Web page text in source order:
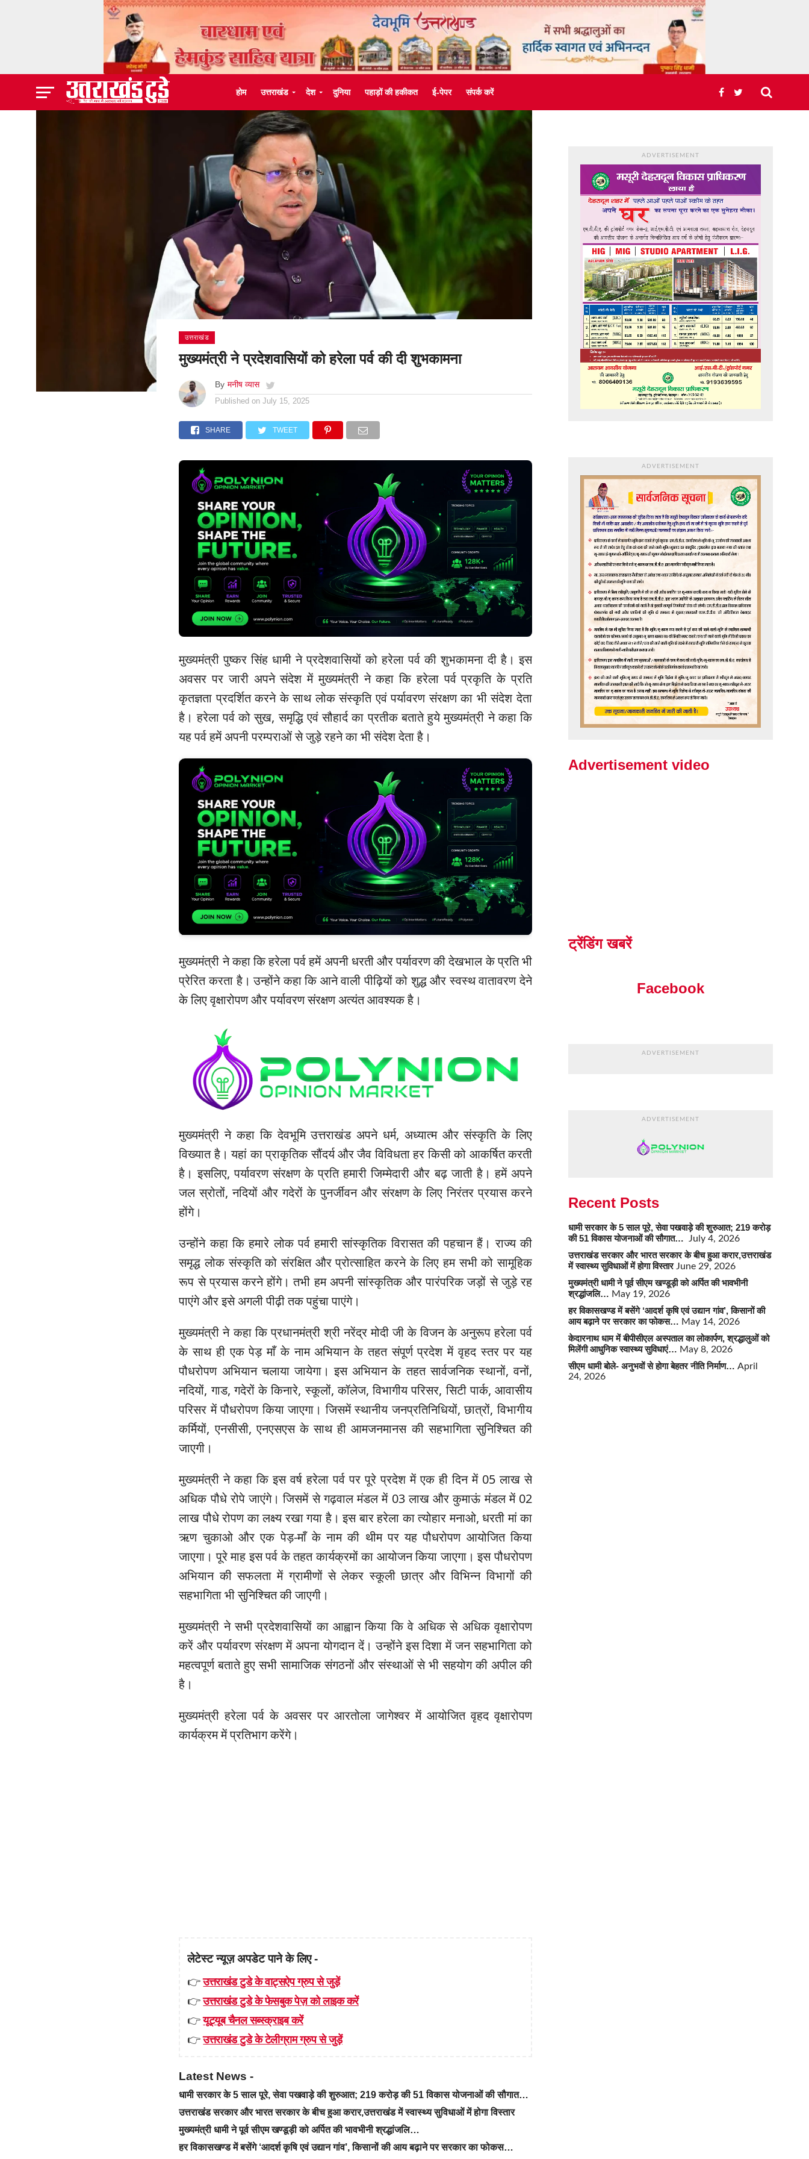
होम उत्तराखंड देश दुनिया पहाड़ों की हकीकत ई-पेपर संपर्क करें
उत्तराखंड
मुख्यमंत्री ने प्रदेशवासियों को हरेला पर्व की दी शुभकामना
By मनीष व्यास
Published on July 15, 2025
SHARE TWEET
मुख्यमंत्री पुष्कर सिंह धामी ने प्रदेशवासियों को हरेला पर्व की शुभकामना दी है। इस
अवसर पर जारी अपने संदेश में मुख्यमंत्री ने कहा कि हरेला पर्व प्रकृति के प्रति
कृतज्ञता प्रदर्शित करने के साथ लोक संस्कृति एवं पर्यावरण संरक्षण का भी संदेश देता
है। हरेला पर्व को सुख, समृद्धि एवं सौहार्द का प्रतीक बताते हुये मुख्यमंत्री ने कहा कि
यह पर्व हमें अपनी परम्पराओं से जुड़े रहने का भी संदेश देता है।
मुख्यमंत्री ने कहा कि हरेला पर्व हमें अपनी धरती और पर्यावरण की देखभाल के प्रति भी
प्रेरित करता है। उन्होंने कहा कि आने वाली पीढ़ियों को शुद्ध और स्वस्थ वातावरण देने
के लिए वृक्षारोपण और पर्यावरण संरक्षण अत्यंत आवश्यक है।
मुख्यमंत्री ने कहा कि देवभूमि उत्तराखंड अपने धर्म, अध्यात्म और संस्कृति के लिए
विख्यात है। यहां का प्राकृतिक सौंदर्य और जैव विविधता हर किसी को आकर्षित करती
है। इसलिए, पर्यावरण संरक्षण के प्रति हमारी जिम्मेदारी और बढ़ जाती है। हमें अपने
जल स्रोतों, नदियों और गदेरों के पुनर्जीवन और संरक्षण के लिए निरंतर प्रयास करने
होंगे।
उन्होंने कहा कि हमारे लोक पर्व हमारी सांस्कृतिक विरासत की पहचान हैं। राज्य की
समृद्ध लोक संस्कृति को संरक्षित और प्रोत्साहित करने के लिए हम सभी को सामूहिक
रूप से प्रयास करने होंगे। तभी हम अपनी सांस्कृतिक और पारंपरिक जड़ों से जुड़े रह
पाएंगे और इसे अगली पीढ़ी तक पहुंचा पाएंगे।
मुख्यमंत्री ने कहा कि प्रधानमंत्री श्री नरेंद्र मोदी जी के विजन के अनुरूप हरेला पर्व
के साथ ही एक पेड़ माँ के नाम अभियान के तहत संपूर्ण प्रदेश में वृहद स्तर पर यह
पौधरोपण अभियान चलाया जायेगा। इस अभियान के तहत सार्वजनिक स्थानों, वनों,
नदियों, गाड, गदेरों के किनारे, स्कूलों, कॉलेज, विभागीय परिसर, सिटी पार्क, आवासीय
परिसर में पौधरोपण किया जाएगा। जिसमें स्थानीय जनप्रतिनिधियों, छात्रों, विभागीय
कर्मियों, एनसीसी, एनएसएस के साथ ही आमजनमानस की सहभागिता सुनिश्चित की
जाएगी।
मुख्यमंत्री ने कहा कि इस वर्ष हरेला पर्व पर पूरे प्रदेश में एक ही दिन में 05 लाख से
अधिक पौधे रोपे जाएंगे। जिसमें से गढ़वाल मंडल में 03 लाख और कुमाऊं मंडल में 02
लाख पौधे रोपण का लक्ष्य रखा गया है। इस बार हरेला का त्योहार मनाओ, धरती मां का
ऋण चुकाओ और एक पेड़-माँ के नाम की थीम पर यह पौधरोपण आयोजित किया
जाएगा। पूरे माह इस पर्व के तहत कार्यक्रमों का आयोजन किया जाएगा। इस पौधरोपण
अभियान की सफलता में ग्रामीणों से लेकर स्कूली छात्र और विभिन्न विभागों की
सहभागिता भी सुनिश्चित की जाएगी।
मुख्यमंत्री ने सभी प्रदेशवासियों का आह्वान किया कि वे अधिक से अधिक वृक्षारोपण
करें और पर्यावरण संरक्षण में अपना योगदान दें। उन्होंने इस दिशा में जन सहभागिता को
महत्वपूर्ण बताते हुए सभी सामाजिक संगठनों और संस्थाओं से भी सहयोग की अपील की
है।
मुख्यमंत्री हरेला पर्व के अवसर पर आरतोला जागेश्वर में आयोजित वृहद वृक्षारोपण
कार्यक्रम में प्रतिभाग करेंगे।
लेटेस्ट न्यूज़ अपडेट पाने के लिए -
👉उत्तराखंड टुडे के वाट्सऐप ग्रुप से जुड़ें
👉उत्तराखंड टुडे के फेसबुक पेज़ को लाइक करें
👉यूट्यूब चैनल सब्स्क्राइब करें
👉उत्तराखंड टुडे के टेलीग्राम ग्रुप से जुड़ें
Latest News -
धामी सरकार के 5 साल पूरे, सेवा पखवाड़े की शुरुआत; 219 करोड़ की 51 विकास योजनाओं की सौगात…
उत्तराखंड सरकार और भारत सरकार के बीच हुआ करार,उत्तराखंड में स्वास्थ्य सुविधाओं में होगा विस्तार
मुख्यमंत्री धामी ने पूर्व सीएम खण्डूड़ी को अर्पित की भावभीनी श्रद्धांजलि…
हर विकासखण्ड में बसेंगे ‘आदर्श कृषि एवं उद्यान गांव’, किसानों की आय बढ़ाने पर सरकार का फोकस…
ADVERTISEMENT
ADVERTISEMENT
Advertisement video
ट्रेंडिंग खबरें
Facebook
ADVERTISEMENT
ADVERTISEMENT
Recent Posts
धामी सरकार के 5 साल पूरे, सेवा पखवाड़े की शुरुआत; 219 करोड़
की 51 विकास योजनाओं की सौगात… July 4, 2026
उत्तराखंड सरकार और भारत सरकार के बीच हुआ करार,उत्तराखंड
में स्वास्थ्य सुविधाओं में होगा विस्तार June 29, 2026
मुख्यमंत्री धामी ने पूर्व सीएम खण्डूड़ी को अर्पित की भावभीनी
श्रद्धांजलि… May 19, 2026
हर विकासखण्ड में बसेंगे ‘आदर्श कृषि एवं उद्यान गांव’, किसानों की
आय बढ़ाने पर सरकार का फोकस… May 14, 2026
केदारनाथ धाम में बीपीसीएल अस्पताल का लोकार्पण, श्रद्धालुओं को
मिलेंगी आधुनिक स्वास्थ्य सुविधाएं… May 8, 2026
सीएम धामी बोले- अनुभवों से होगा बेहतर नीति निर्माण… April
24, 2026